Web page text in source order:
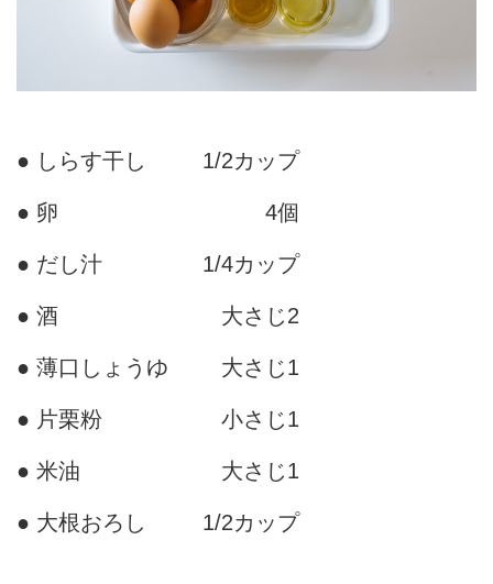
● しらす干し 1/2カップ
● 卵 4個
● だし汁 1/4カップ
● 酒 大さじ2
● 薄口しょうゆ 大さじ1
● 片栗粉 小さじ1
● 米油 大さじ1
● 大根おろし 1/2カップ